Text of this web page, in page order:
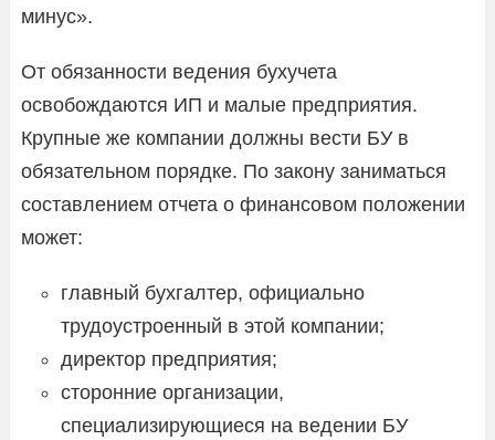
минус».
От обязанности ведения бухучета
освобождаются ИП и малые предприятия.
Крупные же компании должны вести БУ в
обязательном порядке. По закону заниматься
составлением отчета о финансовом положении
может:
главный бухгалтер, официально
трудоустроенный в этой компании;
директор предприятия;
сторонние организации,
специализирующиеся на ведении БУ